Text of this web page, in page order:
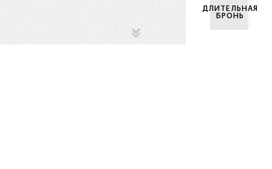
ДЛИТЕЛЬНАЯ
БРОНЬ